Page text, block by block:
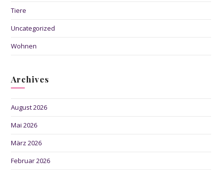
Tiere
Uncategorized
Wohnen
Archives
August 2026
Mai 2026
März 2026
Februar 2026